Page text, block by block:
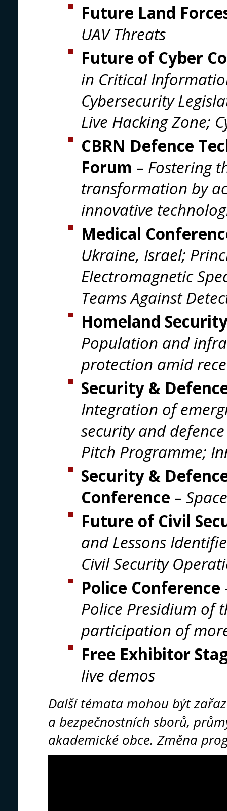
Future Land
UAV Threats
Future of Cyber
in Critical
Cybersecurity
Live Hacking Zone;
CBRN Defence
Forum – Fostering
transformation by
innovative
Medical
Ukraine, Israel;
Electromagnetic
Teams Against
Homeland
Population and
protection amid
Security &
Integration of
security and
Pitch Programme;
Security &
Conference –
Future of Civil
and Lessons
Civil Security
Police Conference
Police Presidium of
participation of
Free Exhibitor
live demos
Další témata mohou být
a bezpečnostních sborů,
akademické obce. Změna